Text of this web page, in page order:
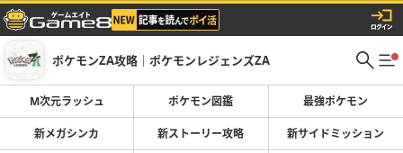
ポケモンZA攻略｜ポケモンレジェンズZA
M次元ラッシュ ポケモン図鑑 最強ポケモン
新メガシンカ 新ストーリー攻略 新サイドミッション